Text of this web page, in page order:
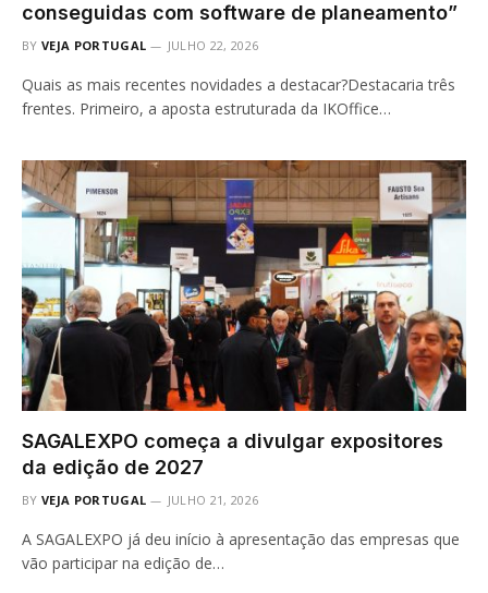
conseguidas com software de planeamento”
BY VEJA PORTUGAL JULHO 22, 2026
Quais as mais recentes novidades a destacar?Destacaria três
frentes. Primeiro, a aposta estruturada da IKOffice…
SAGALEXPO começa a divulgar expositores
da edição de 2027
BY VEJA PORTUGAL JULHO 21, 2026
A SAGALEXPO já deu início à apresentação das empresas que
vão participar na edição de…